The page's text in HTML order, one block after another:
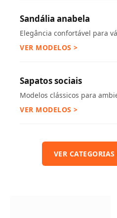
Sandália anabela
Elegância confortável para
VER MODELOS >
Sapatos sociais
Modelos clássicos para
VER MODELOS >
VER